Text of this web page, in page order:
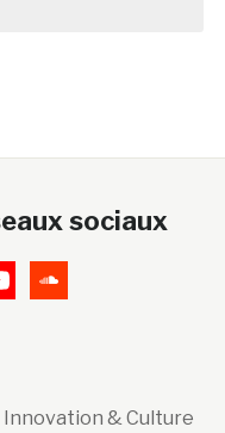
sociaux
Innovation & Culture